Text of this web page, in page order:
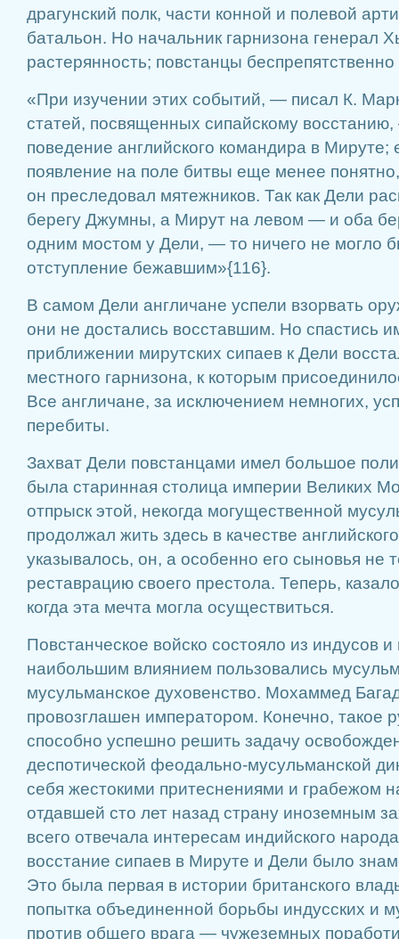
драгунский полк, части конной и полевой
батальон. Но начальник гарнизона генерал
растерянность; повстанцы
«При изучении этих событий, — писал К.
статей, посвященных сипайскому
поведение английского командира в Мируте;
появление на поле битвы еще менее
он преследовал мятежников. Так как Дели
берегу Джумны, а Мирут на левом — и оба
одним мостом у Дели, — то ничего не могло
отступление бежавшим»{116}.
В самом Дели англичане успели взорвать
они не достались восставшим. Но спастись
приближении мирутских сипаев к Дели
местного гарнизона, к которым
Все англичане, за исключением немногих,
перебиты.
Захват Дели повстанцами имел большое
была старинная столица империи Великих
отпрыск этой, некогда могущественной
продолжал жить здесь в качестве
указывалось, он, а особенно его сыновья не
реставрацию своего престола. Теперь,
когда эта мечта могла осуществиться.
Повстанческое войско состояло из индусов
наибольшим влиянием пользовались
мусульманское духовенство. Мохаммед
провозглашен императором. Конечно, такое
способно успешно решить задачу
деспотической феодально-мусульманской
себя жестокими притеснениями и грабежом
отдавшей сто лет назад страну иноземным
всего отвечала интересам индийского
восстание сипаев в Мируте и Дели было
Это была первая в истории британского
попытка объединенной борьбы индусских и
против общего врага — чужеземных